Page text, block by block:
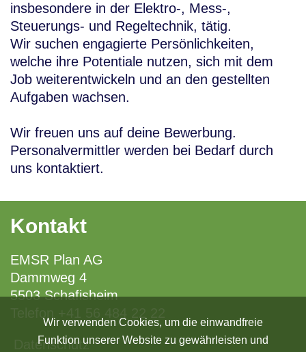
insbesondere in der Elektro-, Mess-,
Steuerungs- und Regeltechnik, tätig.
Wir suchen engagierte Persönlichkeiten,
welche ihre Potentiale nutzen, sich mit dem
Job weiterentwickeln und an den gestellten
Aufgaben wachsen.
Wir freuen uns auf deine Bewerbung.
Personalvermittler werden bei Bedarf durch
uns kontaktiert.
Kontakt
EMSR Plan AG
Dammweg 4
5503 Schafisheim
Datenschutz
Wir verwenden Cookies, um die einwandfreie
Funktion unserer Website zu gewährleisten und